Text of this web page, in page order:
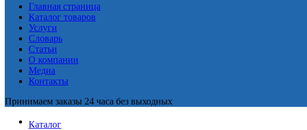
Главная страница
Каталог товаров
Услуги
Словарь
Статьи
О компании
Медиа
Контакты
Принимаем заказы 24 часа без выходных
Каталог